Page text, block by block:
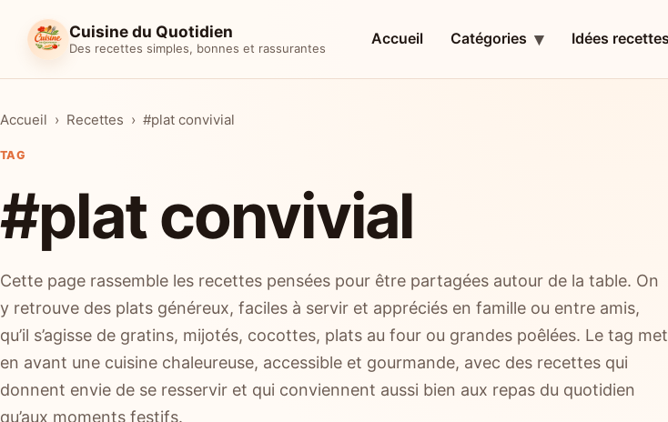
Cuisine du Quotidien
Des recettes simples, bonnes et rassurantes
Accueil Catégories Idées recettes
Accueil Recettes #plat convivial
TAG
#plat convivial
Cette page rassemble les recettes pensées pour être partagées autour de la table. On
y retrouve des plats généreux, faciles à servir et appréciés en famille ou entre amis,
qu’il s’agisse de gratins, mijotés, cocottes, plats au four ou grandes poêlées. Le tag met
en avant une cuisine chaleureuse, accessible et gourmande, avec des recettes qui
donnent envie de se resservir et qui conviennent aussi bien aux repas du quotidien
qu’aux moments festifs.